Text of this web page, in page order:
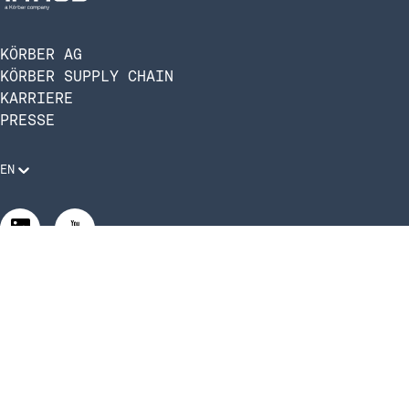
KÖRBER AG
KÖRBER SUPPLY CHAIN
KARRIERE
PRESSE
EN